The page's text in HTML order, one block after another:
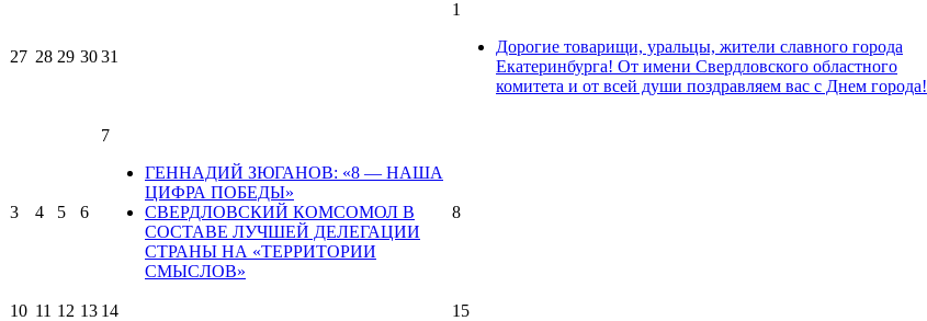
27 28 29 3031
1
Дорогие товарищи, уральцы, жители славного города
Екатеринбурга! От имени Свердловского областного
комитета и от всей души поздравляем вас с Днем города!
3 4 5 6
7
ГЕННАДИЙ ЗЮГАНОВ: «8 — НАША
ЦИФРА ПОБЕДЫ»
СВЕРДЛОВСКИЙ КОМСОМОЛ В
СОСТАВЕ ЛУЧШЕЙ ДЕЛЕГАЦИИ
СТРАНЫ НА «ТЕРРИТОРИИ
СМЫСЛОВ»
8
10 11 12 13 14 15